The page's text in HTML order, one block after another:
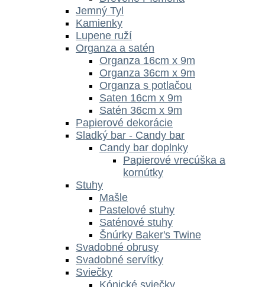
Jemný Tyl
Kamienky
Lupene ruží
Organza a satén
Organza 16cm x 9m
Organza 36cm x 9m
Organza s potlačou
Saten 16cm x 9m
Satén 36cm x 9m
Papierové dekorácie
Sladký bar - Candy bar
Candy bar doplnky
Papierové vrecúška a
kornútky
Stuhy
Mašle
Pastelové stuhy
Saténové stuhy
Šnúrky Baker's Twine
Svadobné obrusy
Svadobné servítky
Sviečky
Kónické sviečky